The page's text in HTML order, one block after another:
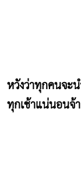
หวังว่าทุกคนจะ
ทุกเช้าแน่นอนจ้า